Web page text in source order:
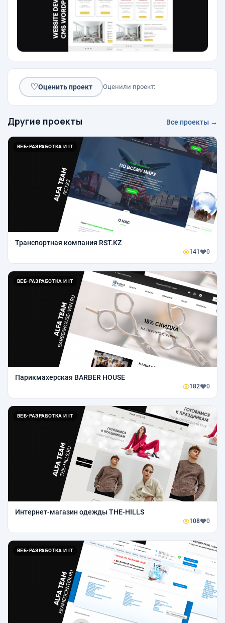
♡Оценить проект Оценили проект:
Другие проекты Все проекты →
ВЕБ-РАЗРАБОТКА И IT
Транспортная компания RST.KZ
141 0
ВЕБ-РАЗРАБОТКА И IT
Парикмахерская BARBER HOUSE
182 0
ВЕБ-РАЗРАБОТКА И IT
Интернет-магазин одежды THE-HILLS
108 0
ВЕБ-РАЗРАБОТКА И IT